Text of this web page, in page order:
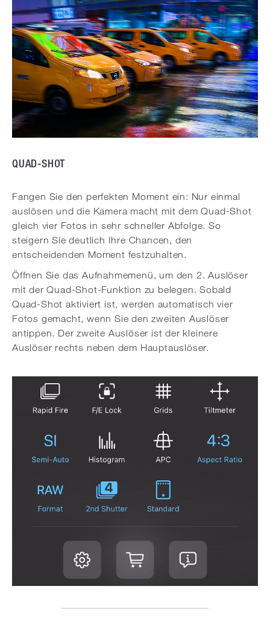
QUAD-SHOT
Fangen Sie den perfekten Moment ein: Nur einmal
auslösen und die Kamera macht mit dem Quad-Shot
gleich vier Fotos in sehr schneller Abfolge. So
steigern Sie deutlich Ihre Chancen, den
entscheidenden Moment festzuhalten.
Öffnen Sie das Aufnahmemenü, um den 2. Auslöser
mit der Quad-Shot-Funktion zu belegen. Sobald
Quad-Shot aktiviert ist, werden automatisch vier
Fotos gemacht, wenn Sie den zweiten Auslöser
antippen. Der zweite Auslöser ist der kleinere
Auslöser rechts neben dem Hauptauslöser.